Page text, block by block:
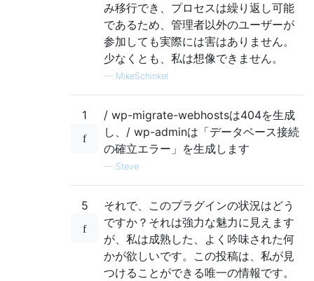
み移行でき、プロセスは繰り返し可能
であるため、管理者以外のユーザーが
参加しても実際には害はありません。
少なくとも、私は想像できません。
— MikeSchinkel
1
/ wp-migrate-webhostsは404を生成
し、/ wp-adminは「データベース接続
の確立エラー」を生成します
— Steve
5
それで、このプラグインの状況はどう
ですか？それは強力な魅力に見えます
が、私は成熟した、よく吟味された何
かが欲しいです。この投稿は、私が見
つけることができる唯一の情報です。